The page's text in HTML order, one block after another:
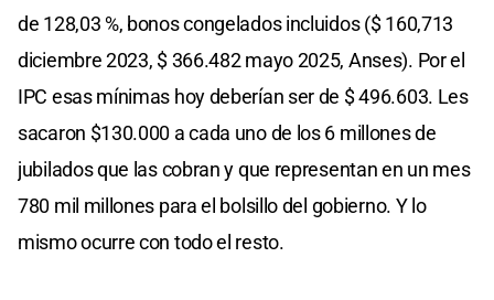
de 128,03 %, bonos congelados incluidos ($ 160,713
diciembre 2023, $ 366.482 mayo 2025, Anses). Por el
IPC esas mínimas hoy deberían ser de $ 496.603. Les
sacaron $130.000 a cada uno de los 6 millones de
jubilados que las cobran y que representan en un mes
780 mil millones para el bolsillo del gobierno. Y lo
mismo ocurre con todo el resto.